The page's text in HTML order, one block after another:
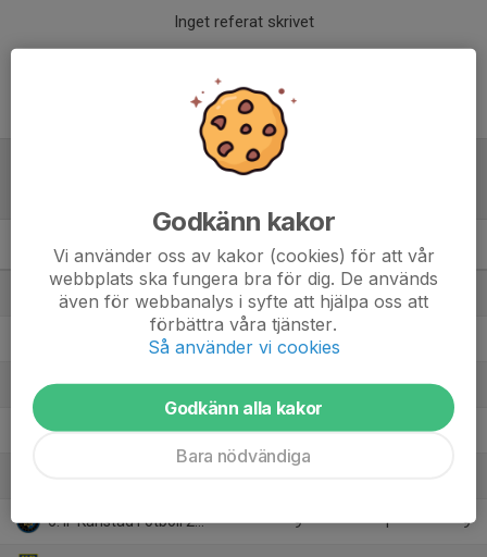
Inget referat skrivet
P 15-19 grön östra M +/-
1. Hammarö FK 2011 9 22
8
3. Storfors FF 2010 9 19
4. Nordmarks IF 2011 9 -4
6. IF Karlstad Fotboll 2011 svart 9 1 9
Godkänn kakor
Vi använder oss av kakor (cookies) för att vår
webbplats ska fungera bra för dig. De används
även för webbanalys i syfte att hjälpa oss att
förbättra våra tjänster.
Så använder vi cookies
Godkänn alla kakor
Bara nödvändiga